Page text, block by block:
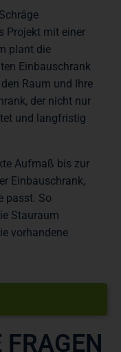
Projekt mit einer
plant die
Einbauschrank
Raum und Ihre
der nicht nur
und langfristig
Aufmaß bis zur
Einbauschrank,
passt. So
Stauraum
vorhandene